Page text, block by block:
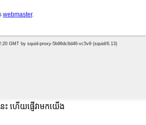
ះ ហើយផ្ញើវាមកយើង